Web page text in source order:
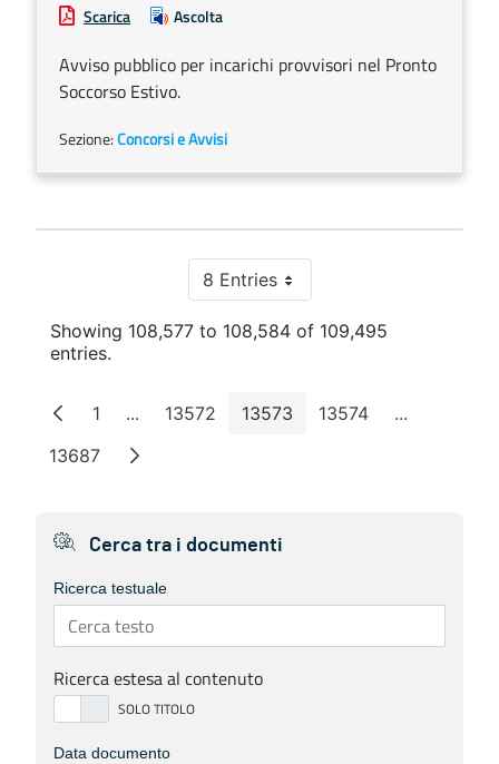
Scarica Ascolta
Avviso pubblico per incarichi provvisori nel Pronto
Soccorso Estivo.
Sezione:Concorsi e Avvisi
8 EntriesPer Page
Showing 108,577 to 108,584 of 109,495
entries.
Page
1 ...Intermediate Pages
Page
13572 Page
13573 Page
13574 ...
Page
13687
Cerca tra i documenti
Ricerca testuale
Ricerca estesa al contenuto
Data documento